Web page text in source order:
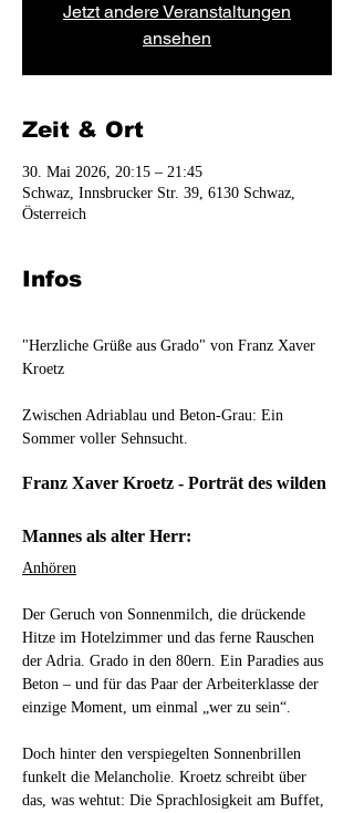
Jetzt andere Veranstaltungen
ansehen
Zeit & Ort
30. Mai 2026, 20:15 – 21:45
Schwaz, Innsbrucker Str. 39, 6130 Schwaz,
Österreich
Infos
"Herzliche Grüße aus Grado" von Franz Xaver
Kroetz
Zwischen Adriablau und Beton-Grau: Ein
Sommer voller Sehnsucht.
Franz Xaver Kroetz - Porträt des wilden
Mannes als alter Herr:
Anhören
Der Geruch von Sonnenmilch, die drückende
Hitze im Hotelzimmer und das ferne Rauschen
der Adria. Grado in den 80ern. Ein Paradies aus
Beton – und für das Paar der Arbeiterklasse der
einzige Moment, um einmal „wer zu sein“.
Doch hinter den verspiegelten Sonnenbrillen
funkelt die Melancholie. Kroetz schreibt über
das, was wehtut: Die Sprachlosigkeit am Buffet,